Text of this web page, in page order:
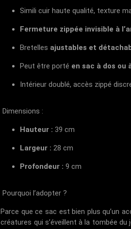
Simili cuir haute qualité, texture
Fermeture zippée invisible à
Bretelles ajustables et
Peut être porté en sac à dos ou
Intérieur doublé, accès zippé
Dimensions :
Hauteur : 39 cm
Largeur : 28 cm
Profondeur : 9 cm
Pourquoi l’adopter ?
Parce que ce sac est bien plus qu’un
créatures qui s’éveillent à la tombée